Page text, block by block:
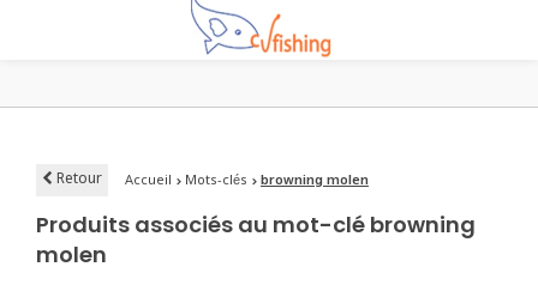
Retour Accueil Mots-clés browning molen
Produits associés au mot-clé browning
molen